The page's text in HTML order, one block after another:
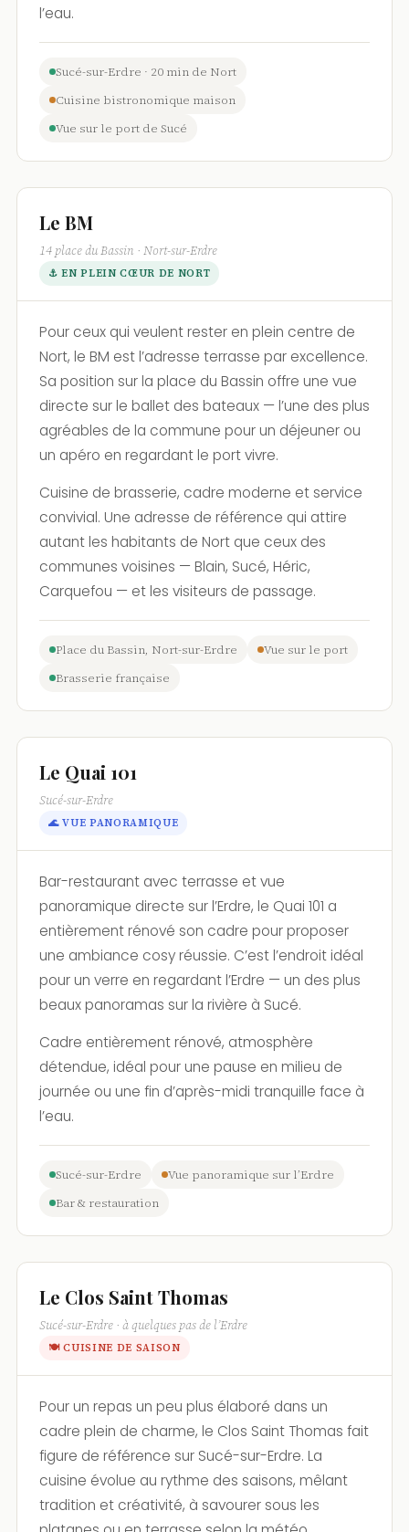
l’eau.
Sucé-sur-Erdre · 20 min de Nort
Cuisine bistronomique maison
Vue sur le port de Sucé
Le BM
14 place du Bassin · Nort-sur-Erdre
⚓ EN PLEIN CŒUR DE NORT
Pour ceux qui veulent rester en plein centre de
Nort, le BM est l’adresse terrasse par excellence.
Sa position sur la place du Bassin offre une vue
directe sur le ballet des bateaux — l’une des plus
agréables de la commune pour un déjeuner ou
un apéro en regardant le port vivre.
Cuisine de brasserie, cadre moderne et service
convivial. Une adresse de référence qui attire
autant les habitants de Nort que ceux des
communes voisines — Blain, Sucé, Héric,
Carquefou — et les visiteurs de passage.
Place du Bassin, Nort-sur-Erdre
Vue sur le port
Brasserie française
Le Quai 101
Sucé-sur-Erdre
🌊 VUE PANORAMIQUE
Bar-restaurant avec terrasse et vue
panoramique directe sur l’Erdre, le Quai 101 a
entièrement rénové son cadre pour proposer
une ambiance cosy réussie. C’est l’endroit idéal
pour un verre en regardant l’Erdre — un des plus
beaux panoramas sur la rivière à Sucé.
Cadre entièrement rénové, atmosphère
détendue, idéal pour une pause en milieu de
journée ou une fin d’après-midi tranquille face à
l’eau.
Sucé-sur-Erdre
Vue panoramique sur l’Erdre
Bar & restauration
Le Clos Saint Thomas
Sucé-sur-Erdre · à quelques pas de l’Erdre
🍽 CUISINE DE SAISON
Pour un repas un peu plus élaboré dans un
cadre plein de charme, le Clos Saint Thomas fait
figure de référence sur Sucé-sur-Erdre. La
cuisine évolue au rythme des saisons, mêlant
tradition et créativité, à savourer sous les